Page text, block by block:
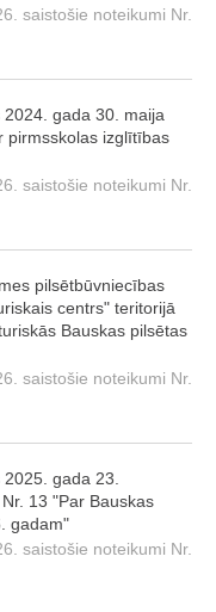
saistošie noteikumi Nr.
gada 30. maija
pirmsskolas izglītības
saistošie noteikumi Nr.
pilsētbūvniecības
centrs" teritorijā
Bauskas pilsētas
saistošie noteikumi Nr.
gada 23.
13 "Par Bauskas
gadam"
saistošie noteikumi Nr.